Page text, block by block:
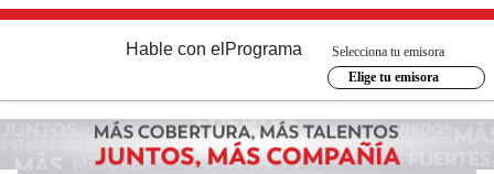
Hable con el Programa
Selecciona tu emisora
Elige tu emisora